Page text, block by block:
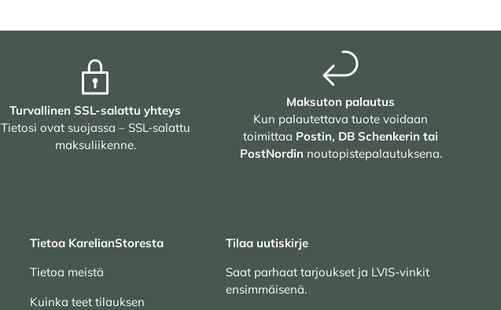
Turvallinen SSL-salattu yhteys
Tietosi ovat suojassa – SSL-salattu
maksuliikenne.
Maksuton palautus
Kun palautettava tuote voidaan
toimittaa Postin, DB Schenkerin tai
PostNordin noutopistepalautuksena.
Tietoa KarelianStoresta
Tietoa meistä
Kuinka teet tilauksen
Tilaa uutiskirje
Saat parhaat tarjoukset ja LVIS-vinkit
ensimmäisenä.